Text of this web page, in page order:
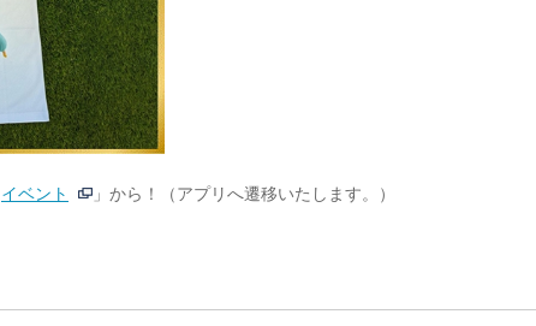
イベント 」から！（アプリへ遷移いたします。）